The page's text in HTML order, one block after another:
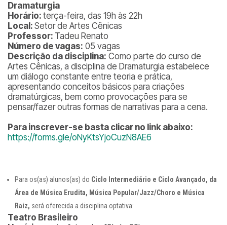
Dramaturgia
Horário: terça-feira, das 19h às 22h
Local: Setor de Artes Cênicas
Professor: Tadeu Renato
Número de vagas: 05 vagas
Descrição da disciplina: Como parte do curso de
Artes Cênicas, a disciplina de Dramaturgia estabelece
um diálogo constante entre teoria e prática,
apresentando conceitos básicos para criações
dramatúrgicas, bem como provocações para se
pensar/fazer outras formas de narrativas para a cena.
Para inscrever-se basta clicar no link abaixo:
https://forms.gle/oNyKtsYjoCuzN8AE6
Para os(as) alunos(as) do Ciclo Intermediário e Ciclo Avançado, da
Área de Música Erudita, Música Popular/Jazz/Choro e Música
Raiz, será oferecida a disciplina optativa:
Teatro Brasileiro